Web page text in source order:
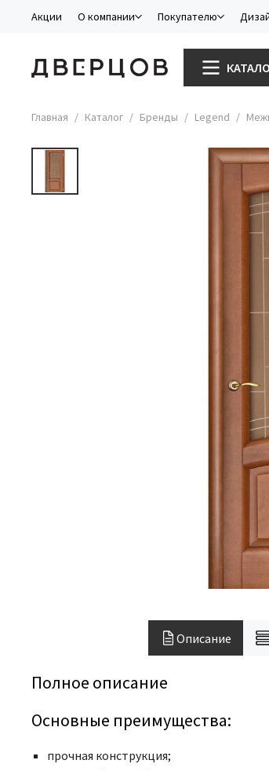
Акции О компании Покупателю
Главная Каталог Бренды Legend
Описание
Полное описание
Основные преимущества:
прочная конструкция;